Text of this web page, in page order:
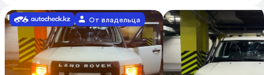
От владельца